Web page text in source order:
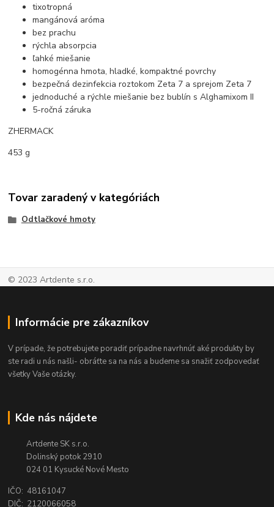
tixotropná
mangánová aróma
bez prachu
rýchla absorpcia
ľahké miešanie
homogénna hmota, hladké, kompaktné povrchy
bezpečná dezinfekcia roztokom Zeta 7 a sprejom Zeta 7
jednoduché a rýchle miešanie bez bublín s Alghamixom II
5-ročná záruka
ZHERMACK
453 g
Tovar zaradený v kategóriách
Odtlačkové hmoty
© 2023 Artdente s.r.o.
Informácie pre zákazníkov
V prípade, že potrebujete poradiť prípadne navrhnúť aké produkty by
ste radi u nás našli- obráťte sa na nás a budeme sa snažiť zodpovedať
všetky Vaše otázky.
Kde nás nájdete
Artdente SK s.r.o.
Dolinský potok 2910
024 01 Kysucké Nové Mesto
IČO: 48161047
DIČ: 2120066058